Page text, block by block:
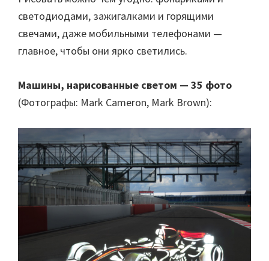
светодиодами, зажигалками и горящими
свечами, даже мобильными телефонами —
главное, чтобы они ярко светились.
Машины, нарисованные светом — 35 фото
(Фотографы: Mark Cameron, Mark Brown):